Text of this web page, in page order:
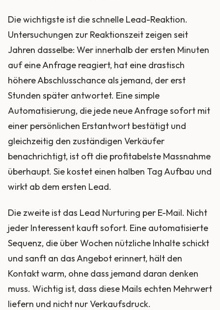
Die wichtigste ist die schnelle Lead-Reaktion.
Untersuchungen zur Reaktionszeit zeigen seit
Jahren dasselbe: Wer innerhalb der ersten Minuten
auf eine Anfrage reagiert, hat eine drastisch
höhere Abschlusschance als jemand, der erst
Stunden später antwortet. Eine simple
Automatisierung, die jede neue Anfrage sofort mit
einer persönlichen Erstantwort bestätigt und
gleichzeitig den zuständigen Verkäufer
benachrichtigt, ist oft die profitabelste Massnahme
überhaupt. Sie kostet einen halben Tag Aufbau und
wirkt ab dem ersten Lead.
Die zweite ist das Lead Nurturing per E-Mail. Nicht
jeder Interessent kauft sofort. Eine automatisierte
Sequenz, die über Wochen nützliche Inhalte schickt
und sanft an das Angebot erinnert, hält den
Kontakt warm, ohne dass jemand daran denken
muss. Wichtig ist, dass diese Mails echten Mehrwert
liefern und nicht nur Verkaufsdruck.